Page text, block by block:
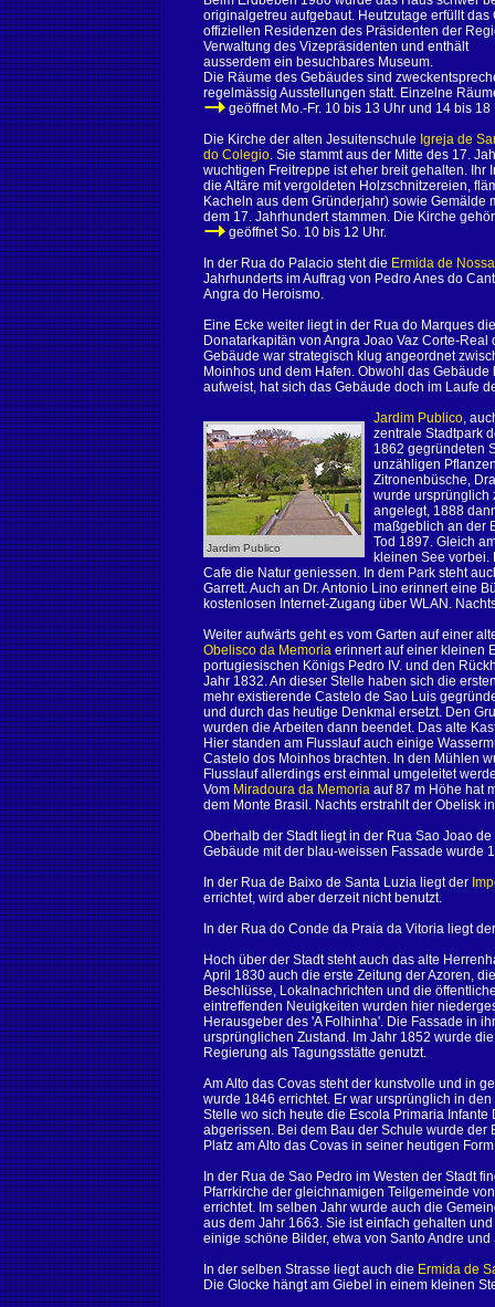
originalgetreu aufgebaut. Heutzutage erfüllt
offiziellen Residenzen des Präsidenten der
Verwaltung des Vizepräsidenten und enthält
ausserdem ein besuchbares Museum.
Die Räume des Gebäudes sind
regelmässig Ausstellungen statt. Einzelne
geöffnet Mo.-Fr. 10 bis 13 Uhr und 14 bis
Die Kirche der alten Jesuitenschule Igreja de
do Colegio. Sie stammt aus der Mitte des 17.
wuchtigen Freitreppe ist eher breit gehalten.
die Altäre mit vergoldeten Holzschnitzereien,
Kacheln aus dem Gründerjahr) sowie
dem 17. Jahrhundert stammen. Die Kirche
geöffnet So. 10 bis 12 Uhr.
In der Rua do Palacio steht die Ermida de
Jahrhunderts im Auftrag von Pedro Anes do
Angra do Heroismo.
Eine Ecke weiter liegt in der Rua do Marques
Donatarkapitän von Angra Joao Vaz Corte-
Gebäude war strategisch klug angeordnet
Moinhos und dem Hafen. Obwohl das
aufweist, hat sich das Gebäude doch im Laufe
Jardim Publico
Jardim Publico,
zentrale Stadtpark
1862 gegründeten
unzähligen
Zitronenbüsche,
wurde ursprünglich
angelegt, 1888
maßgeblich an der
Tod 1897. Gleich
kleinen See
Cafe die Natur geniessen. In dem Park steht
Garrett. Auch an Dr. Antonio Lino erinnert eine
kostenlosen Internet-Zugang über WLAN.
Weiter aufwärts geht es vom Garten auf einer
Obelisco da Memoria erinnert auf einer kleinen
portugiesischen Königs Pedro IV. und den
Jahr 1832. An dieser Stelle haben sich die
mehr existierende Castelo de Sao Luis
und durch das heutige Denkmal ersetzt. Den
wurden die Arbeiten dann beendet. Das alte
Hier standen am Flusslauf auch einige
Castelo dos Moinhos brachten. In den Mühlen
Flusslauf allerdings erst einmal umgeleitet
Vom Miradoura da Memoria auf 87 m Höhe hat
dem Monte Brasil. Nachts erstrahlt der Obelisk
Oberhalb der Stadt liegt in der Rua Sao Joao
Gebäude mit der blau-weissen Fassade wurde
In der Rua de Baixo de Santa Luzia liegt der
errichtet, wird aber derzeit nicht benutzt.
In der Rua do Conde da Praia da Vitoria liegt
Hoch über der Stadt steht auch das alte
April 1830 auch die erste Zeitung der Azoren,
Beschlüsse, Lokalnachrichten und die
eintreffenden Neuigkeiten wurden hier
Herausgeber des 'A Folhinha'. Die Fassade in
ursprünglichen Zustand. Im Jahr 1852 wurde
Regierung als Tagungsstätte genutzt.
Am Alto das Covas steht der kunstvolle und in
wurde 1846 errichtet. Er war ursprünglich in
Stelle wo sich heute die Escola Primaria
abgerissen. Bei dem Bau der Schule wurde
Platz am Alto das Covas in seiner heutigen
In der Rua de Sao Pedro im Westen der Stadt
Pfarrkirche der gleichnamigen Teilgemeinde
errichtet. Im selben Jahr wurde auch die
aus dem Jahr 1663. Sie ist einfach gehalten
einige schöne Bilder, etwa von Santo Andre
In der selben Strasse liegt auch die Ermida de
Die Glocke hängt am Giebel in einem kleinen